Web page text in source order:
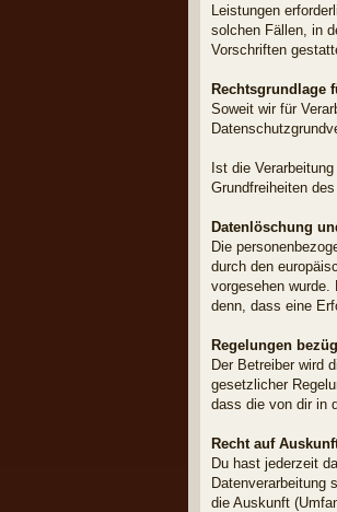
Leistungen
solchen Fällen, in
Vorschriften
Rechtsgrundlage
Soweit wir für
Ist die
Grundfreiheiten
Datenlöschung
Die
durch den
vorgesehen wurde.
denn, dass eine
Regelungen
Der Betreiber wird
gesetzlicher
dass die von dir in
Recht auf
Du hast jederzeit
Datenverarbeitung
die Auskunft